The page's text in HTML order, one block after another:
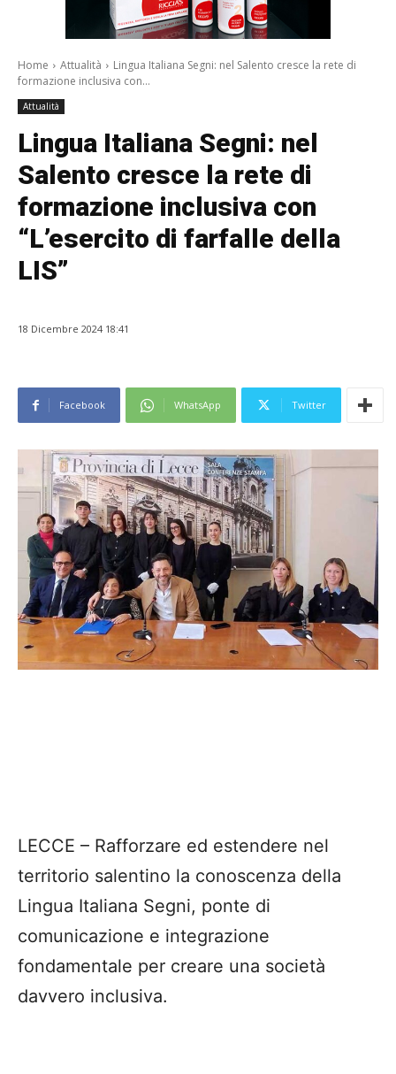
Home Attualità
Lingua Italiana Segni: nel Salento cresce la rete di
formazione inclusiva con...
Attualità
Lingua Italiana Segni: nel
Salento cresce la rete di
formazione inclusiva con
“L’esercito di farfalle della
LIS”
18 Dicembre 2024 18:41
Facebook WhatsApp Twitter
LECCE – Rafforzare ed estendere nel
territorio salentino la conoscenza della
Lingua Italiana Segni, ponte di
comunicazione e integrazione
fondamentale per creare una società
davvero inclusiva.